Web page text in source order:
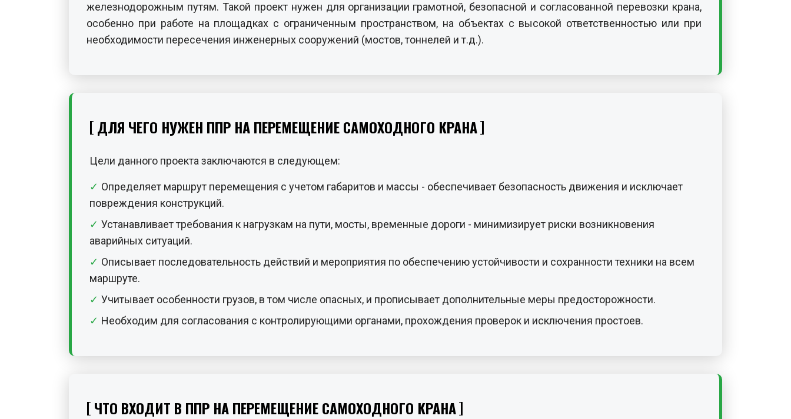
железнодорожным путям. Такой проект нужен для организации грамотной, безопасной и согласованной перевозки крана,
особенно при работе на площадках с ограниченным пространством, на объектах с высокой ответственностью или при
необходимости пересечения инженерных сооружений (мостов, тоннелей и т.д.).
ДЛЯ ЧЕГО НУЖЕН ППР НА ПЕРЕМЕЩЕНИЕ САМОХОДНОГО КРАНА
Цели данного проекта заключаются в следующем:
Определяет маршрут перемещения с учетом габаритов и массы - обеспечивает безопасность движения и исключает
повреждения конструкций.
Устанавливает требования к нагрузкам на пути, мосты, временные дороги - минимизирует риски возникновения
аварийных ситуаций.
Описывает последовательность действий и мероприятия по обеспечению устойчивости и сохранности техники на всем
маршруте.
Учитывает особенности грузов, в том числе опасных, и прописывает дополнительные меры предосторожности.
Необходим для согласования с контролирующими органами, прохождения проверок и исключения простоев.
ЧТО ВХОДИТ В ППР НА ПЕРЕМЕЩЕНИЕ САМОХОДНОГО КРАНА